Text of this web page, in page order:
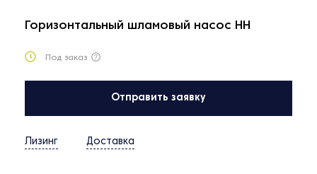
Горизонтальный шламовый насос HH
Под заказ
Отправить заявку
Лизинг Доставка